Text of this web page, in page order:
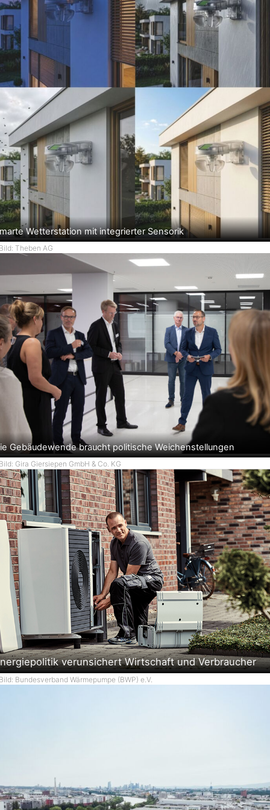
Wetterstation mit integrierter Sensorik
Theben AG
Gebäudewende braucht politische Weichenstellungen
Gira Giersiepen GmbH & Co. KG
verunsichert Wirtschaft und Verbraucher
Bundesverband Wärmepumpe (BWP) e.V.